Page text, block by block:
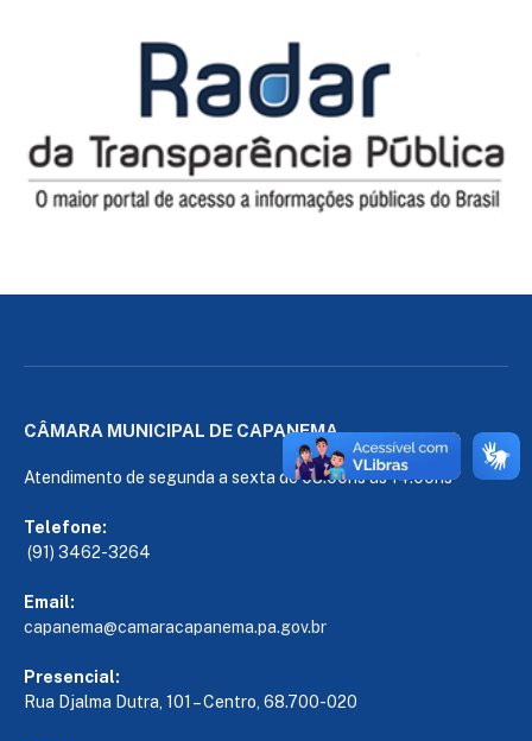
CÂMARA MUNICIPAL DE CAPANEMA
Atendimento de segunda a sexta de 08:00hs às 14:00hs
Telefone:
(91) 3462-3264
Email:
capanema@camaracapanema.pa.gov.br
Presencial:
Rua Djalma Dutra, 101 – Centro, 68.700-020